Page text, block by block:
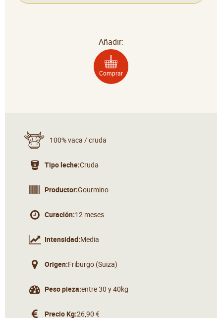
Añadir:
Comprar
100% vaca / cruda
Tipo leche:Cruda
Productor:Gourmino
Curación:12 meses
Intensidad:Media
Origen:Friburgo (Suiza)
Peso pieza:entre 30 y 40kg
Precio Kg:26,90 €